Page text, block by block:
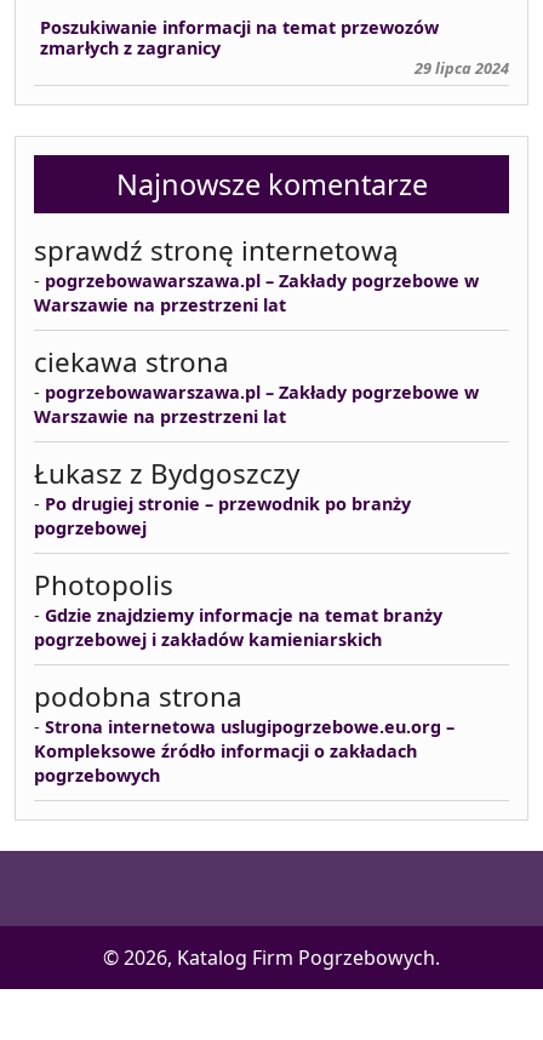
Poszukiwanie informacji na temat przewozów
zmarłych z zagranicy
29 lipca 2024
Najnowsze komentarze
sprawdź stronę internetową
- pogrzebowawarszawa.pl – Zakłady pogrzebowe w
Warszawie na przestrzeni lat
ciekawa strona
- pogrzebowawarszawa.pl – Zakłady pogrzebowe w
Warszawie na przestrzeni lat
Łukasz z Bydgoszczy
- Po drugiej stronie – przewodnik po branży
pogrzebowej
Photopolis
- Gdzie znajdziemy informacje na temat branży
pogrzebowej i zakładów kamieniarskich
podobna strona
- Strona internetowa uslugipogrzebowe.eu.org –
Kompleksowe źródło informacji o zakładach
pogrzebowych
© 2026, Katalog Firm Pogrzebowych.